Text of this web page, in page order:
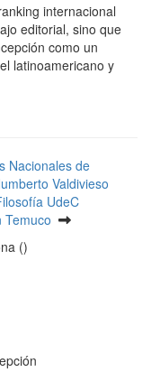
internacional
editorial, sino que
como un
latinoamericano y
Nacionales de
Valdivieso
UdeC
Temuco
()